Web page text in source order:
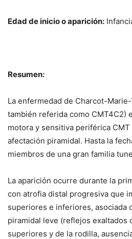
Edad de inicio o aparición:
Resumen:
La enfermedad de Charcot-
también referida como CMT4C2)
motora y sensitiva periférica CMT
afectación piramidal. Hasta la
miembros de una gran familia
La aparición ocurre durante la
con atrofia distal progresiva que
superiores e inferiores, asociada
piramidal leve (reflejos exaltados
superiores y de la rodilla,